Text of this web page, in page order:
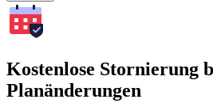
Kostenlose Stornierung
Planänderungen